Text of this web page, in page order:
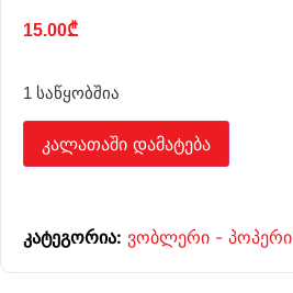
15.00₾
1 საწყობშია
კალათაში დამატება
კატეგორია: ვობლერი - პოპერი